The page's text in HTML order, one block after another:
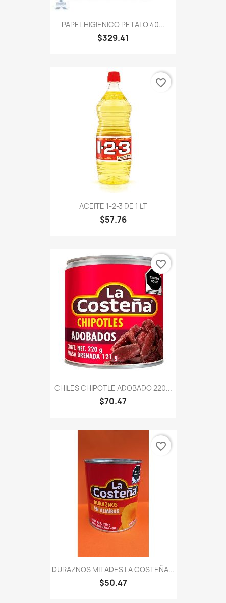
PAPEL HIGIENICO PETALO 40...
$329.41
ACEITE 1-2-3 DE 1 LT
$57.76
favorite_border
CHILES CHIPOTLE ADOBADO 220...
$70.47
favorite_border
DURAZNOS MITADES LA COSTEÑA...
$50.47
favorite_border